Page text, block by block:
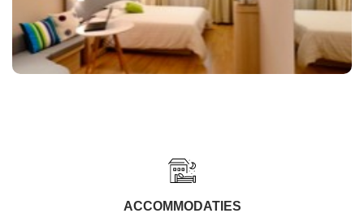
ACCOMMODATIES